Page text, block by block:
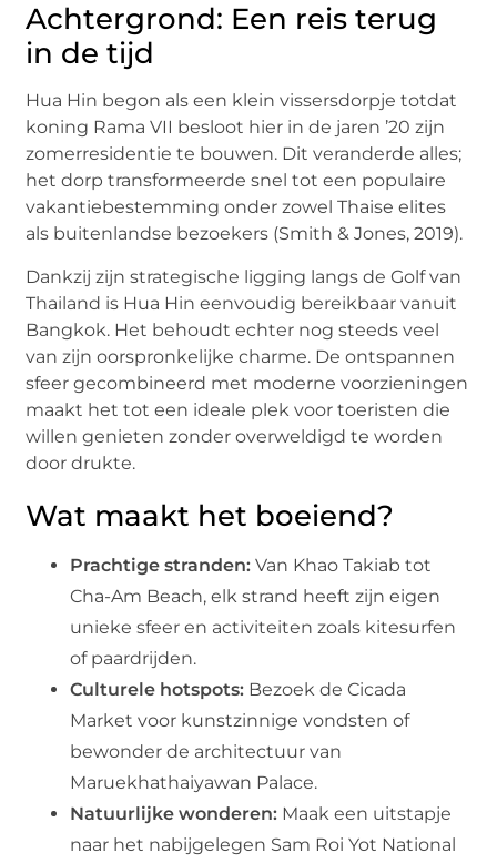
Achtergrond: Een reis terug
in de tijd
Hua Hin begon als een klein vissersdorpje totdat
koning Rama VII besloot hier in de jaren ’20 zijn
zomerresidentie te bouwen. Dit veranderde alles;
het dorp transformeerde snel tot een populaire
vakantiebestemming onder zowel Thaise elites
als buitenlandse bezoekers (Smith & Jones, 2019).
Dankzij zijn strategische ligging langs de Golf van
Thailand is Hua Hin eenvoudig bereikbaar vanuit
Bangkok. Het behoudt echter nog steeds veel
van zijn oorspronkelijke charme. De ontspannen
sfeer gecombineerd met moderne voorzieningen
maakt het tot een ideale plek voor toeristen die
willen genieten zonder overweldigd te worden
door drukte.
Wat maakt het boeiend?
Prachtige stranden: Van Khao Takiab tot
Cha-Am Beach, elk strand heeft zijn eigen
unieke sfeer en activiteiten zoals kitesurfen
of paardrijden.
Culturele hotspots: Bezoek de Cicada
Market voor kunstzinnige vondsten of
bewonder de architectuur van
Maruekhathaiyawan Palace.
Natuurlijke wonderen: Maak een uitstapje
naar het nabijgelegen Sam Roi Yot National